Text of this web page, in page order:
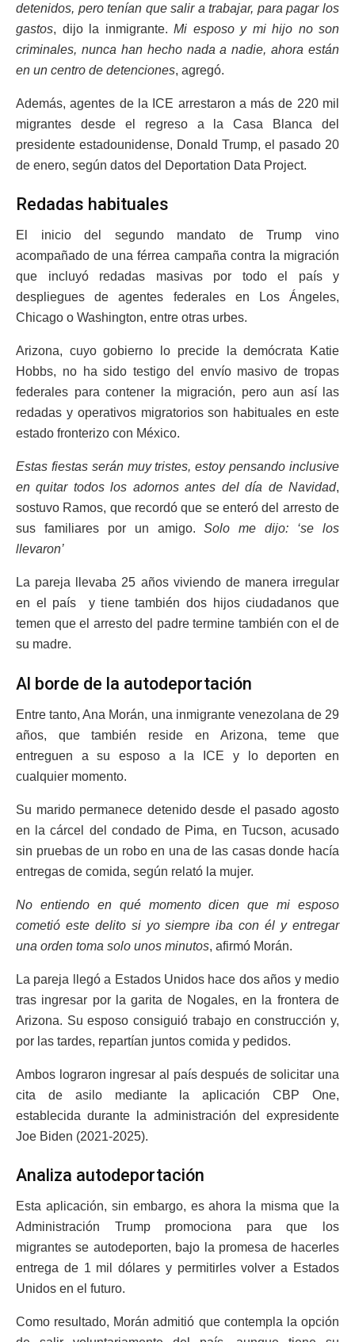
detenidos, pero tenían que salir a trabajar, para pagar los
gastos, dijo la inmigrante. Mi esposo y mi hijo no son
criminales, nunca han hecho nada a nadie, ahora están
en un centro de detenciones, agregó.
Además, agentes de la ICE arrestaron a más de 220 mil
migrantes desde el regreso a la Casa Blanca del
presidente estadounidense, Donald Trump, el pasado 20
de enero, según datos del Deportation Data Project.
Redadas habituales
El inicio del segundo mandato de Trump vino
acompañado de una férrea campaña contra la migración
que incluyó redadas masivas por todo el país y
despliegues de agentes federales en Los Ángeles,
Chicago o Washington, entre otras urbes.
Arizona, cuyo gobierno lo precide la demócrata Katie
Hobbs, no ha sido testigo del envío masivo de tropas
federales para contener la migración, pero aun así las
redadas y operativos migratorios son habituales en este
estado fronterizo con México.
Estas fiestas serán muy tristes, estoy pensando inclusive
en quitar todos los adornos antes del día de Navidad,
sostuvo Ramos, que recordó que se enteró del arresto de
sus familiares por un amigo.Solo me dijo: ‘se los
llevaron’
La pareja llevaba 25 años viviendo de manera irregular
en el país y tiene también dos hijos ciudadanos que
temen que el arresto del padre termine también con el de
su madre.
Al borde de la autodeportación
Entre tanto, Ana Morán, una inmigrante venezolana de 29
años, que también reside en Arizona, teme que
entreguen a su esposo a la ICE y lo deporten en
cualquier momento.
Su marido permanece detenido desde el pasado agosto
en la cárcel del condado de Pima, en Tucson, acusado
sin pruebas de un robo en una de las casas donde hacía
entregas de comida, según relató la mujer.
No entiendo en qué momento dicen que mi esposo
cometió este delito si yo siempre iba con él y entregar
una orden toma solo unos minutos, afirmó Morán.
La pareja llegó a Estados Unidos hace dos años y medio
tras ingresar por la garita de Nogales, en la frontera de
Arizona. Su esposo consiguió trabajo en construcción y,
por las tardes, repartían juntos comida y pedidos.
Ambos lograron ingresar al país después de solicitar una
cita de asilo mediante la aplicación CBP One,
establecida durante la administración del expresidente
Joe Biden (2021-2025).
Analiza autodeportación
Esta aplicación, sin embargo, es ahora la misma que la
Administración Trump promociona para que los
migrantes se autodeporten, bajo la promesa de hacerles
entrega de 1 mil dólares y permitirles volver a Estados
Unidos en el futuro.
Como resultado, Morán admitió que contempla la opción